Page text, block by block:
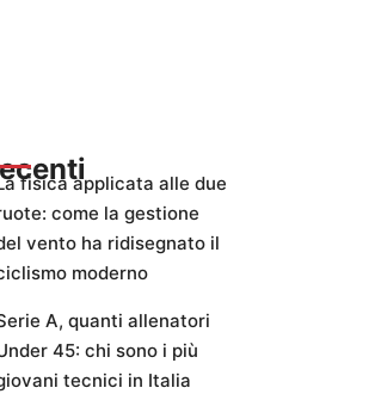
fisica applicata alle due
come la gestione
vento ha ridisegnato il
moderno
A, quanti allenatori
45: chi sono i più
tecnici in Italia